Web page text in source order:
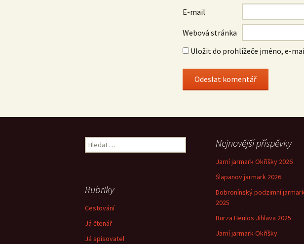
E-mail
Webová stránka
Uložit do prohlížeče jméno, e-
Vyhledávání Nejnovější příspěvky
Jarní jarmark Okříšky 2026
Šlapanov jarmark 2026
Dobronínský podzimní
2025
Burza Heulos Jihlava 2025
Jarní jarmark Okříšky
Rubriky
Cestování
Já čtenář
Já spisovatel